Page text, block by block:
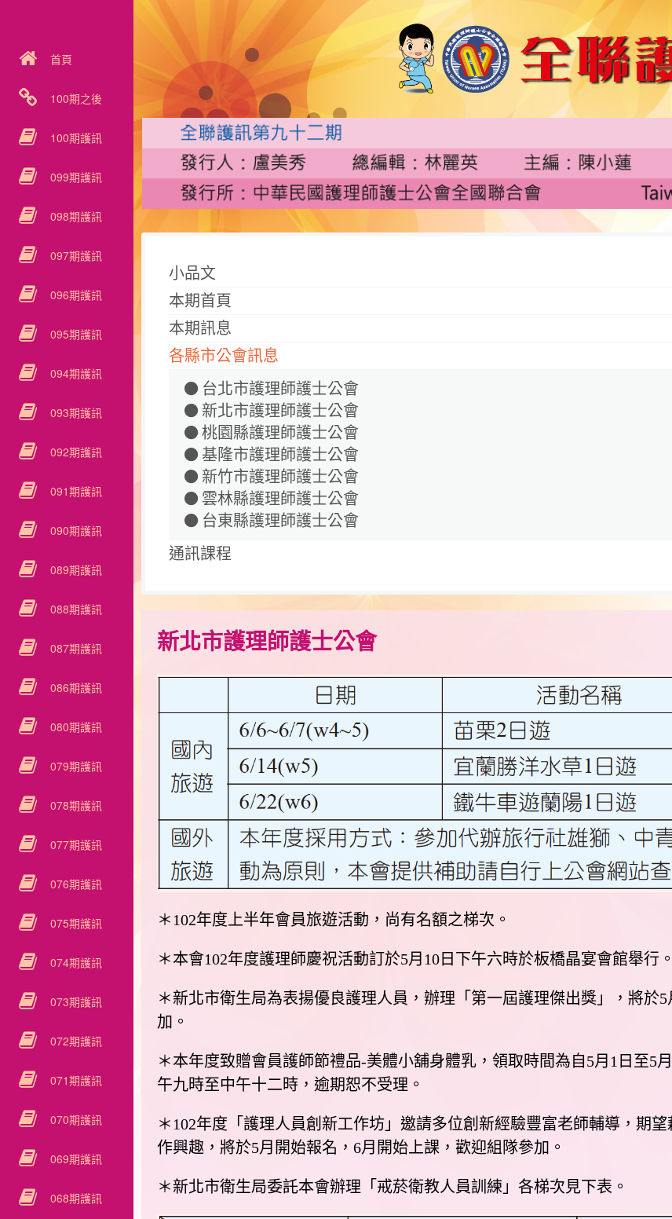
首頁
100期之後
100期護訊
099期護訊
098期護訊
097期護訊
096期護訊
095期護訊
094期護訊
093期護訊
092期護訊
091期護訊
090期護訊
089期護訊
088期護訊
087期護訊
086期護訊
080期護訊
079期護訊
078期護訊
077期護訊
076期護訊
075期護訊
074期護訊
073期護訊
072期護訊
071期護訊
070期護訊
069期護訊
068期護訊
小品文
本期首頁
本期訊息
各縣市公會訊息
台北市護理師護士公會
新北市護理師護士公會
桃園縣護理師護士公會
基隆市護理師護士公會
新竹市護理師護士公會
雲林縣護理師護士公會
台東縣護理師護士公會
通訊課程
新北市護理師護士公會
＊102年度上半年會員旅遊活動，尚有名額之梯次。
＊本會102年度護理師慶祝活動訂於5月10日下午六時於板橋晶宴會館舉行。
＊新北市衛生局為表揚優良護理人員，辦理「第一屆護理傑出獎」，將於
加。
＊本年度致贈會員護師節禮品-美體小舖身體乳，領取時間為自5月1日至5
午九時至中午十二時，逾期恕不受理。
＊102年度「護理人員創新工作坊」邀請多位創新經驗豐富老師輔導，期
作興趣，將於5月開始報名，6月開始上課，歡迎組隊參加。
＊新北市衛生局委託本會辦理「戒菸衛教人員訓練」各梯次見下表。